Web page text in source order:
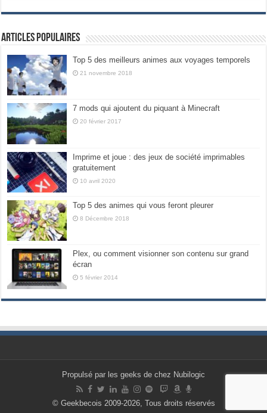
Articles populaires
Top 5 des meilleurs animes aux voyages temporels
21 novembre 2018
7 mods qui ajoutent du piquant à Minecraft
20 février 2017
Imprime et joue : des jeux de société imprimables
gratuitement
10 avril 2020
Top 5 des animes qui vous feront pleurer
8 Décembre 2018
Plex, ou comment visionner son contenu sur grand
écran
5 février 2014
Propulsé par les geeks de chez Nubilogic
© Geekbecois 2009-2026, Tous droits réservés